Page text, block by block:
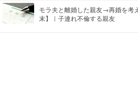
モラ夫と離婚した親友→再婚を考
末】｜子連れ不倫する親友